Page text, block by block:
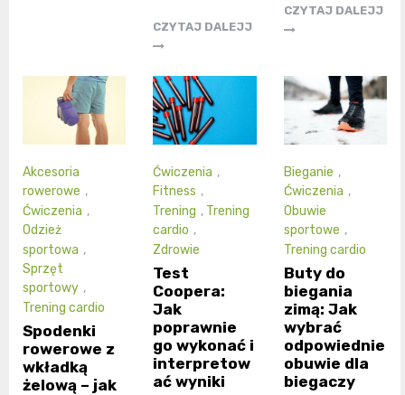
CZYTAJ DALEJJ
CZYTAJ DALEJJ
Akcesoria
rowerowe ,
Ćwiczenia ,
Odzież
sportowa ,
Sprzęt
sportowy ,
Trening cardio
Spodenki
rowerowe z
wkładką
żelową – jak
Ćwiczenia ,
Fitness ,
Trening , Trening
cardio ,
Zdrowie
Test
Coopera:
Jak
poprawnie
go wykonać i
interpretow
ać wyniki
Bieganie ,
Ćwiczenia ,
Obuwie
sportowe ,
Trening cardio
Buty do
biegania
zimą: Jak
wybrać
odpowiednie
obuwie dla
biegaczy